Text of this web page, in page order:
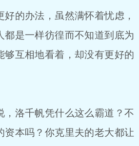
的办法，虽然满怀着忧虑，
都是一样彷徨而不知道到底为
够互相地看着，却没有更好的
洛千帆凭什么这么霸道？不
资本吗？你克里夫的老大都让